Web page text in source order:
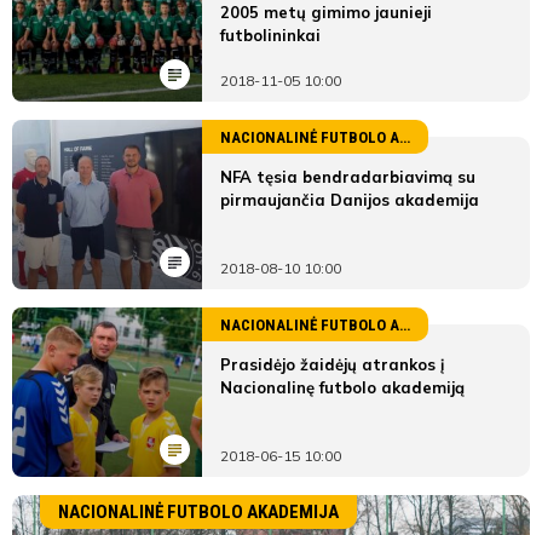
2005 metų gimimo jaunieji
futbolininkai
2018-11-05 10:00
NACIONALINĖ FUTBOLO AKADEMIJA
NFA tęsia bendradarbiavimą su
pirmaujančia Danijos akademija
2018-08-10 10:00
NACIONALINĖ FUTBOLO AKADEMIJA
Prasidėjo žaidėjų atrankos į
Nacionalinę futbolo akademiją
2018-06-15 10:00
NACIONALINĖ FUTBOLO AKADEMIJA